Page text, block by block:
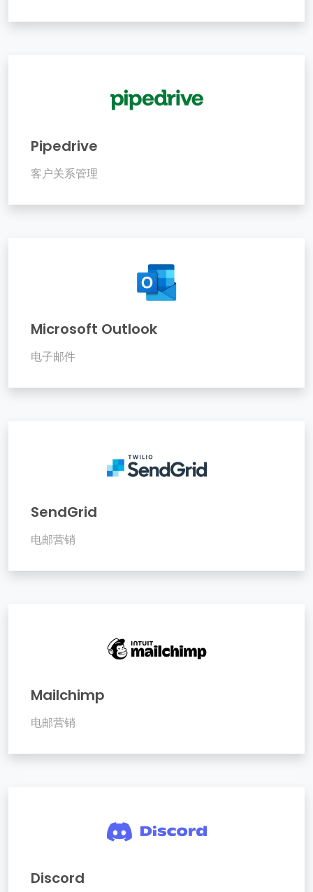
Pipedrive
客户关系管理
Microsoft Outlook
电子邮件
SendGrid
电邮营销
Mailchimp
电邮营销
Discord